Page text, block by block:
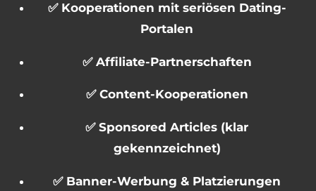
✅ Kooperationen mit seriösen Dating-
Portalen
✅ Affiliate-Partnerschaften
✅ Content-Kooperationen
✅ Sponsored Articles (klar
gekennzeichnet)
✅ Banner-Werbung & Platzierungen